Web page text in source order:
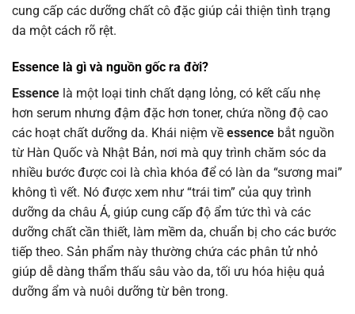
cung cấp các dưỡng chất cô đặc giúp cải thiện tình trạng
da một cách rõ rệt.
Essence là gì và nguồn gốc ra đời?
Essence là một loại tinh chất dạng lỏng, có kết cấu nhẹ
hơn serum nhưng đậm đặc hơn toner, chứa nồng độ cao
các hoạt chất dưỡng da. Khái niệm về essence bắt nguồn
từ Hàn Quốc và Nhật Bản, nơi mà quy trình chăm sóc da
nhiều bước được coi là chìa khóa để có làn da “sương mai”
không tì vết. Nó được xem như “trái tim” của quy trình
dưỡng da châu Á, giúp cung cấp độ ẩm tức thì và các
dưỡng chất cần thiết, làm mềm da, chuẩn bị cho các bước
tiếp theo. Sản phẩm này thường chứa các phân tử nhỏ
giúp dễ dàng thẩm thấu sâu vào da, tối ưu hóa hiệu quả
dưỡng ẩm và nuôi dưỡng từ bên trong.